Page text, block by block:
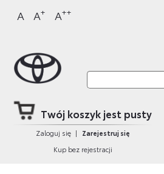
Sklep Toyota
do
nagłówka
do
bocznego
do
głównej
do
stopki
A A+ A++
Twój koszyk jest pusty
Zaloguj się |
Zarejestruj się
Kup bez rejestracji